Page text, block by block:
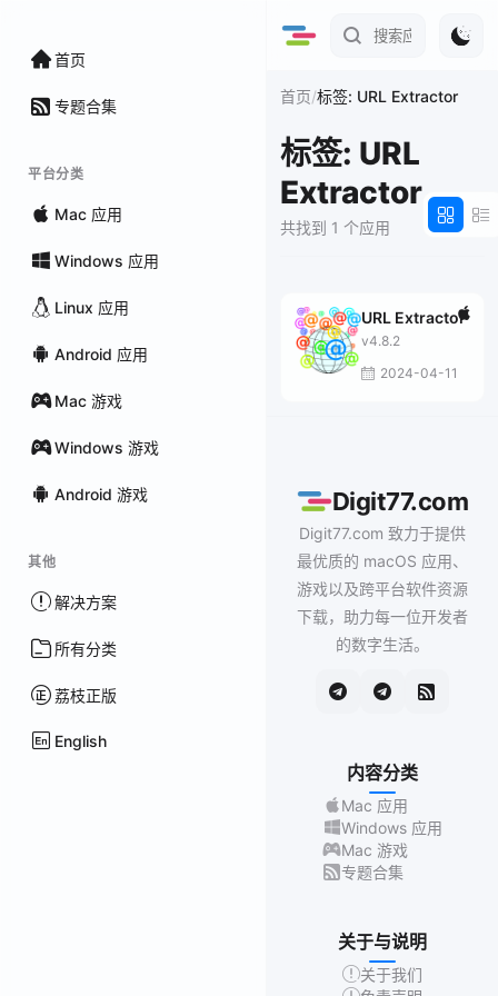
首页
专题合集
平台分类
Mac 应用
Windows 应用
Linux 应用
Android 应用
Mac 游戏
Windows 游戏
Android 游戏
其他
解决方案
所有分类
荔枝正版
English
首页/标签: URL Extractor
标签: URL
Extractor
共找到 1 个应用
URL Extractor
v4.8.2
2024-04-11
Digit77.com
Digit77.com 致力于提供
最优质的 macOS 应用、
游戏以及跨平台软件资源
下载，助力每一位开发者
的数字生活。
内容分类
Mac 应用
Windows 应用
Mac 游戏
专题合集
关于与说明
关于我们